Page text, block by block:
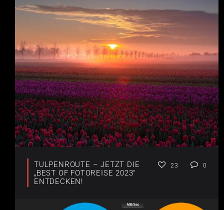
TULPENROUTE – JETZT DIE
„BEST OF FOTOREISE 2023“
ENTDECKEN!
23 0